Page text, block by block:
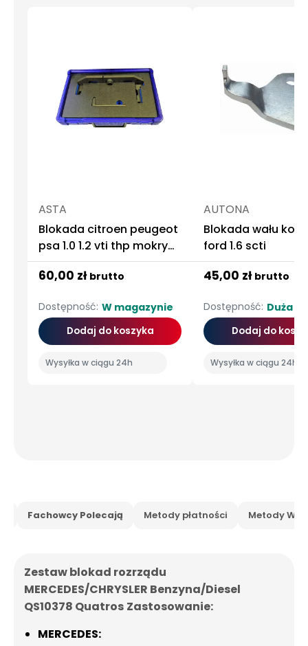
ASTA
Blokada citroen peugeot
psa 1.0 1.2 vti thp mokry
pasek
60,00 zł brutto
Dostępność: W magazynie
Dodaj do koszyka
Wysyłka w ciągu 24h
AUTONA
Blokada wału
ford 1.6 scti
45,00 zł brutto
Dostępność: Duża
Dodaj do
Wysyłka w ciągu 24h
Fachowcy Polecają Metody płatności Metody
Zestaw blokad rozrządu
MERCEDES/CHRYSLER Benzyna/Diesel
QS10378 Quatros Zastosowanie:
MERCEDES: